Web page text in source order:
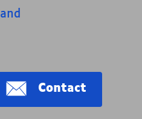
Contact